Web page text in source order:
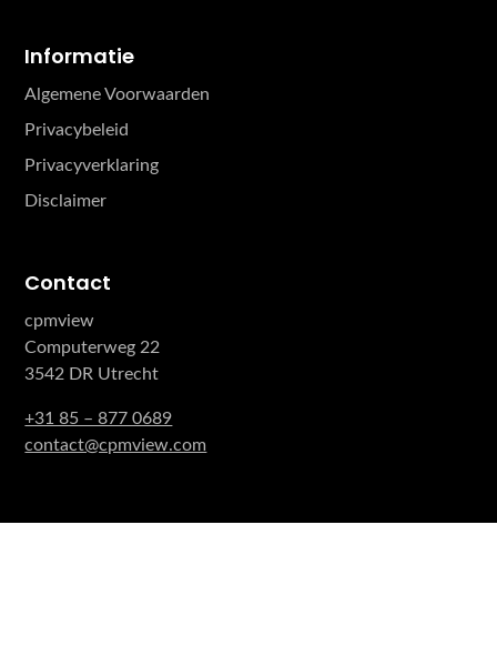
Informatie
Algemene Voorwaarden
Privacybeleid
Privacyverklaring
Disclaimer
Contact
cpmview
Computerweg 22
3542 DR Utrecht
+31 85 – 877 0689
contact@cpmview.com